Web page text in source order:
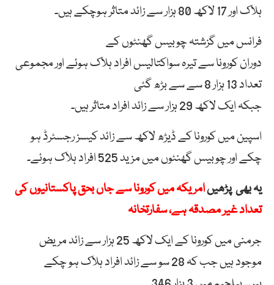
ہلاک اور 17 لاکھ 80 ہزار سے زائد متاثر ہوچکے ہیں۔
فرانسمیں گزشتہچوبیسگھنٹوں کے
دورانکوروناسےتیرہسواکتالیس افراد ہلاک ہوئے اور مجموعی
تعداد 13
ہزار8 سے سے بڑھ
گئی
جبکہایکلاکھ ہزارسےزائد افراد متاثر ہیں۔
اسپینمیںکوروناکےڈیڑھلاکھسےزائدکیسز رجسٹرڈ ہو
چکے اورچوبیسگھنٹوںمیںمزید افرادہلاک ہوئے۔
یہ بھی پڑھیںامریکہ میں کورونا سے جاں بحق پاکستانیوں کی
تعداد غیر مصدقہ ہے، سفارتخانہ
جرمنیمیں کورونا کےایکلاکھ ہزارسےزائدمریض
موجود ہیں جب کہ 28
سوسےزائدافراد ہلاک ہو چکے